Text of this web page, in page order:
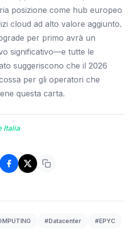
posizione come hub europeo
cloud ad alto valore aggiunto.
per primo avrà un
significativo—e tutte le
suggeriscono che il 2026
per gli operatori che
questa carta.
Italia
#Datacenter #EPYC